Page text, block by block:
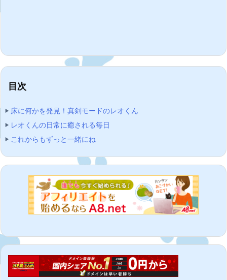
目次
床に何かを発見！真剣モードのレオくん
レオくんの日常に癒される毎日
これからもずっと一緒にね